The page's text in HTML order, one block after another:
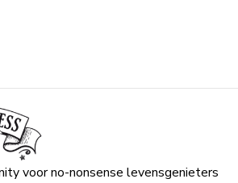
voor no-nonsense levensgenieters